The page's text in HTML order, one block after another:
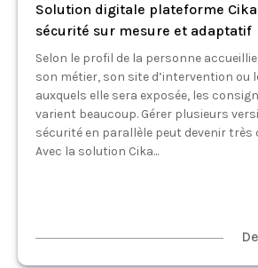
Solution digitale plateforme
sécurité sur mesure et adaptatif
Selon le profil de la personne
son métier, son site d’intervention ou
auxquels elle sera exposée, les
varient beaucoup. Gérer plusieurs
sécurité en parallèle peut devenir très
Avec la solution Cika...